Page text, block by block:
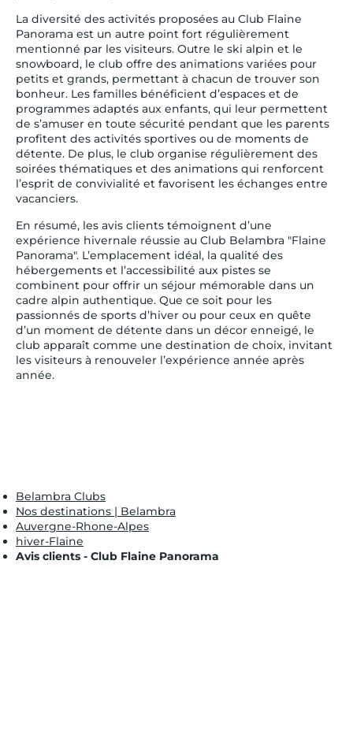
La diversité des activités proposées au Club Flaine
Panorama est un autre point fort régulièrement
mentionné par les visiteurs. Outre le ski alpin et le
snowboard, le club offre des animations variées pour
petits et grands, permettant à chacun de trouver son
bonheur. Les familles bénéficient d’espaces et de
programmes adaptés aux enfants, qui leur permettent
de s’amuser en toute sécurité pendant que les parents
profitent des activités sportives ou de moments de
détente. De plus, le club organise régulièrement des
soirées thématiques et des animations qui renforcent
l’esprit de convivialité et favorisent les échanges entre
vacanciers.
En résumé, les avis clients témoignent d’une
expérience hivernale réussie au Club Belambra "Flaine
Panorama". L’emplacement idéal, la qualité des
hébergements et l’accessibilité aux pistes se
combinent pour offrir un séjour mémorable dans un
cadre alpin authentique. Que ce soit pour les
passionnés de sports d’hiver ou pour ceux en quête
d’un moment de détente dans un décor enneigé, le
club apparaît comme une destination de choix, invitant
les visiteurs à renouveler l’expérience année après
année.
Belambra Clubs
Nos destinations | Belambra
Auvergne-Rhone-Alpes
hiver-Flaine
Avis clients - Club Flaine Panorama